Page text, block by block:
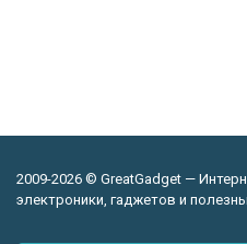
2009-2026 © GreatGadget —
электроники, гаджетов и